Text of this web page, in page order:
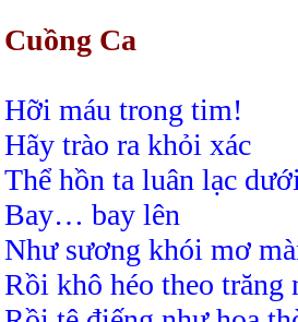
Cuồng Ca
Hỡi máu trong tim!
Hãy trào ra khỏi xác
Thể hồn ta luân lạc
Bay… bay lên
Như sương khói mơ
Rồi khô héo theo trăng